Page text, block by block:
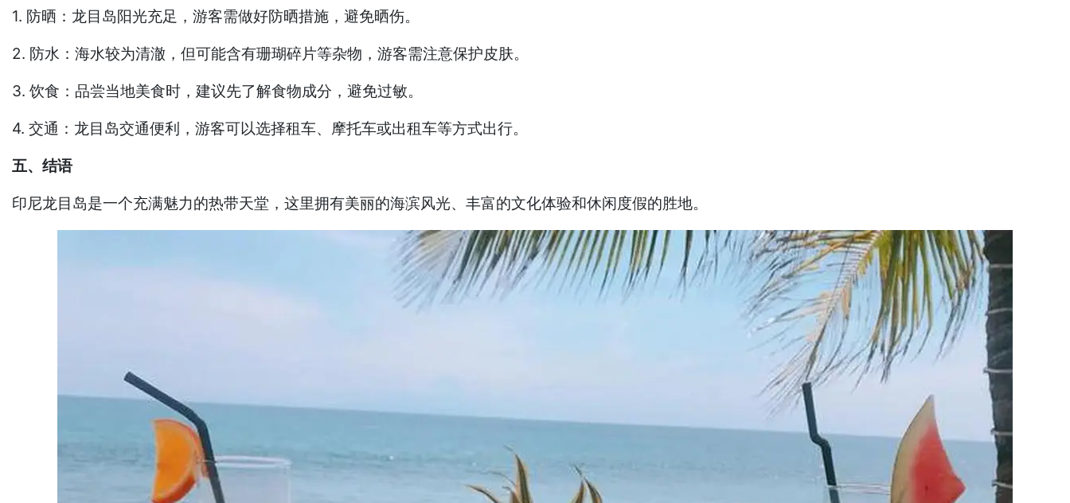
1. 防晒：龙目岛阳光充足，游客需做好防晒措施，避免晒伤。
2. 防水：海水较为清澈，但可能含有珊瑚碎片等杂物，游客需注意保护皮肤。
3. 饮食：品尝当地美食时，建议先了解食物成分，避免过敏。
4. 交通：龙目岛交通便利，游客可以选择租车、摩托车或出租车等方式出行。
五、结语
印尼龙目岛是一个充满魅力的热带天堂，这里拥有美丽的海滨风光、丰富的文化体验和休闲度假的胜地。